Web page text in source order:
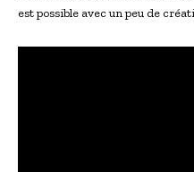
est possible avec un peu de